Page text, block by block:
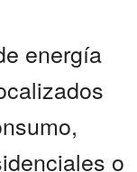
energía
o